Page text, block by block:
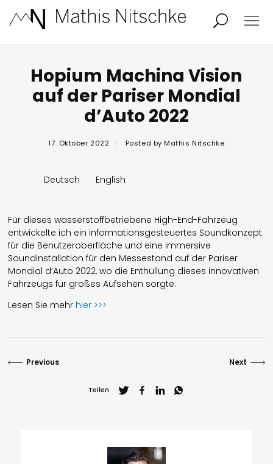
Projekte Person
Audio/Video
Datenschutz
Hopium Machina Vision
auf der Pariser Mondial
d’Auto 2022
17. Oktober 2022 Posted by Mathis Nitschke
Deutsch English
Für dieses wasserstoffbetriebene High-End-Fahrzeug
entwickelte ich ein informationsgesteuertes Soundkonzept
für die Benutzeroberfläche und eine immersive
Soundinstallation für den Messestand auf der Pariser
Mondial d’Auto 2022, wo die Enthüllung dieses innovativen
Fahrzeugs für großes Aufsehen sorgte.
Lesen Sie mehr hier >>>
Previous Next
Teilen